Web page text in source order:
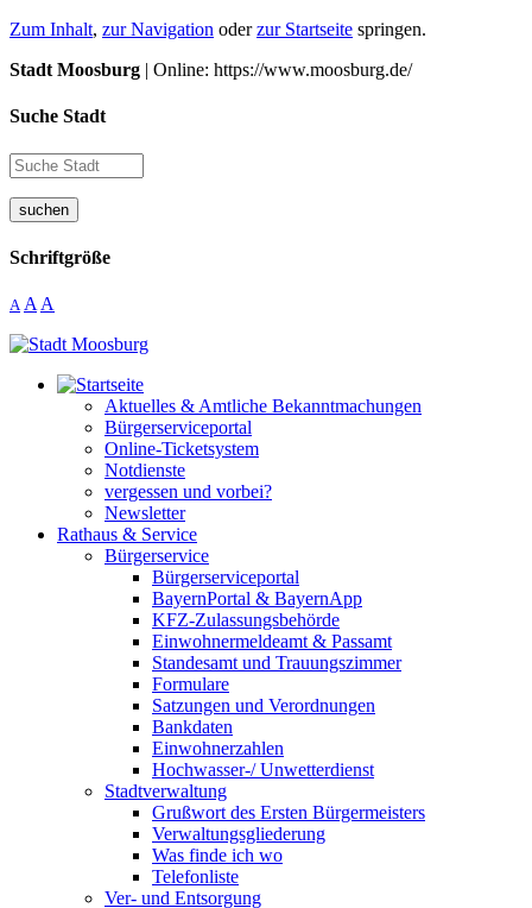
Zum Inhalt, zur Navigation oderzur Startseite springen.
Stadt Moosburg | Online: https://www.moosburg.de/
Suche Stadt
suchen
Schriftgröße
A A A
Aktuelles & Amtliche Bekanntmachungen
Bürgerserviceportal
Online-Ticketsystem
Notdienste
vergessen und vorbei?
Newsletter
Rathaus & Service
Bürgerservice
Bürgerserviceportal
BayernPortal & BayernApp
KFZ-Zulassungsbehörde
Einwohnermeldeamt & Passamt
Standesamt und Trauungszimmer
Formulare
Satzungen und Verordnungen
Bankdaten
Einwohnerzahlen
Hochwasser-/ Unwetterdienst
Stadtverwaltung
Grußwort des Ersten Bürgermeisters
Verwaltungsgliederung
Was finde ich wo
Telefonliste
Ver- und Entsorgung